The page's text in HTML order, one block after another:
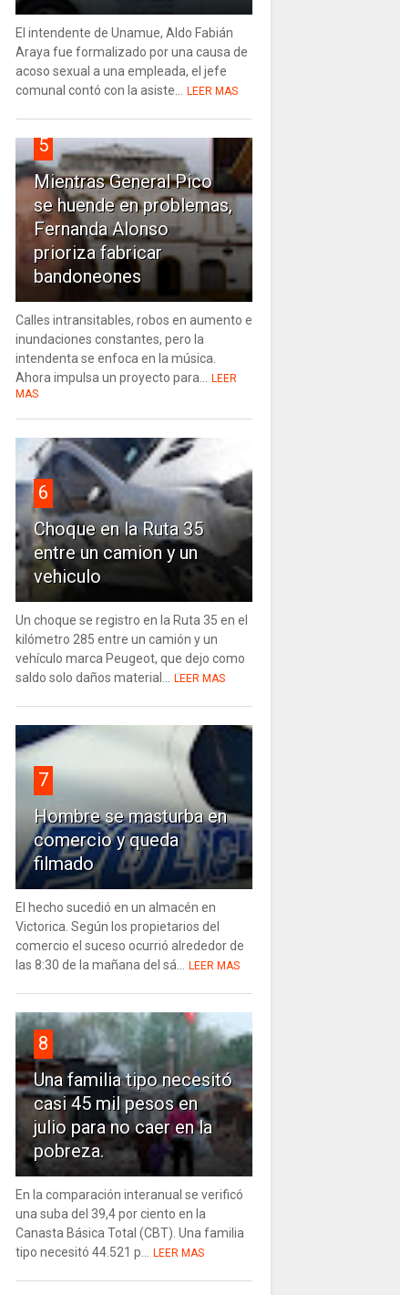
El intendente de Unamue, Aldo Fabián
Araya fue formalizado por una causa de
acoso sexual a una empleada, el jefe
comunal contó con la asiste... LEER MAS
5
Mientras General Pico
se huende en problemas,
Fernanda Alonso
prioriza fabricar
bandoneones
Calles intransitables, robos en aumento e
inundaciones constantes, pero la
intendenta se enfoca en la música.
Ahora impulsa un proyecto para... LEER
MAS
6
Choque en la Ruta 35
entre un camion y un
vehiculo
Un choque se registro en la Ruta 35 en el
kilómetro 285 entre un camión y un
vehículo marca Peugeot, que dejo como
saldo solo daños material... LEER MAS
7
Hombre se masturba en
comercio y queda
filmado
El hecho sucedió en un almacén en
Victorica. Según los propietarios del
comercio el suceso ocurrió alrededor de
las 8:30 de la mañana del sá... LEER MAS
8
Una familia tipo necesitó
casi 45 mil pesos en
julio para no caer en la
pobreza.
En la comparación interanual se verificó
una suba del 39,4 por ciento en la
Canasta Básica Total (CBT). Una familia
tipo necesitó 44.521 p... LEER MAS